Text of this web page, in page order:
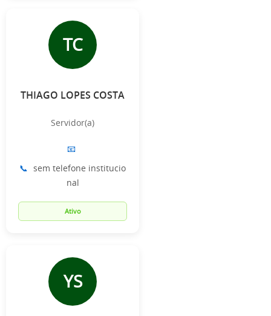
TC
THIAGO LOPES COSTA
Servidor(a)
📧
📞 sem telefone institucio
nal
Ativo
YS